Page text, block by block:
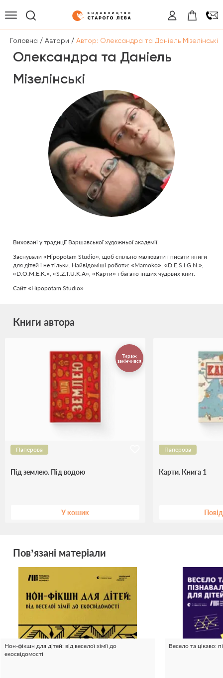
Головна / Автори / Автор: Олександра та Даніель Мізелінські
Олександра та Даніель
Мізелінські
Виховані у традиції Варшавської художньої академії.
Заснували «Hipopotam Studio», щоб спільно малювати і писати книги
для дітей і не тільки. Найвідоміші роботи: «Mamoko», «D.E.S.I.G.N.»,
«D.O.M.E.K.», «S.Z.T.U.K.A», «Карти» і багато інших чудових книг.
Сайт «Hipopotam Studio»
Книги автора
Тираж
закінчився
Паперова
Під землею. Під водою
У кошик
Паперова
Карти. Книга 1
Пов’язані матеріали
Нон-фікшн для дітей: від веселої хімії до
екосвідомості
Весело та цікаво: